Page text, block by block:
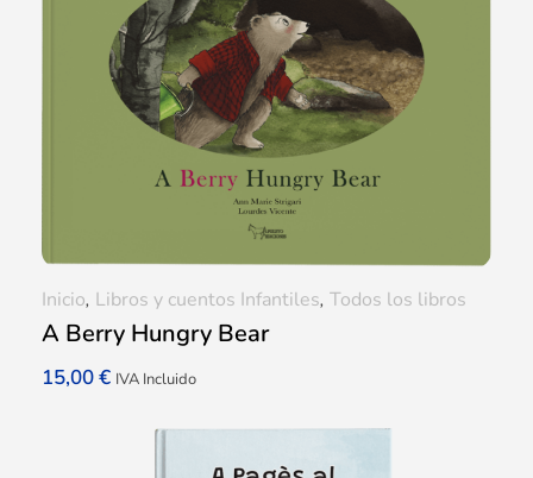
A Berry Hungry Bear
15,00€ IVA Incluido
Inicio, Libros y cuentos Infantiles, Todos los libros